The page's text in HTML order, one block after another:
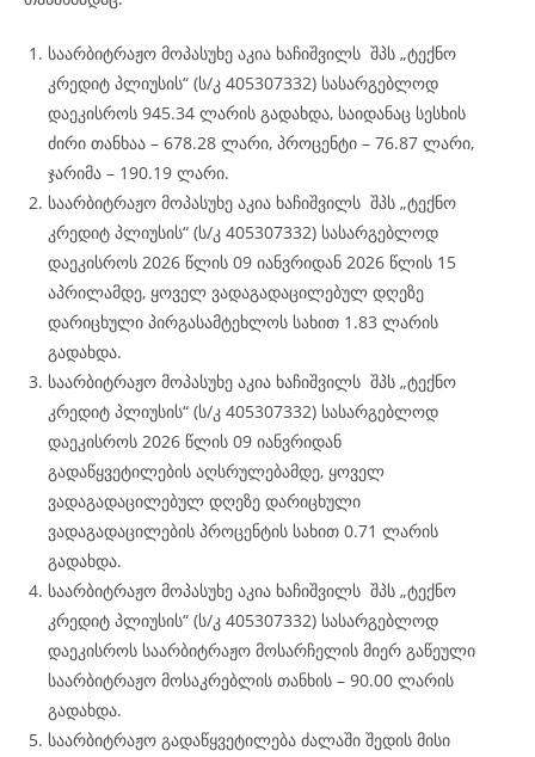
საარბიტრაჟო მოპასუხე აკია ხაჩიშვილს შპს „ტექნო
კრედიტ პლიუსის“ (ს/კ 405307332) სასარგებლოდ
დაეკისროს 945.34 ლარის გადახდა, საიდანაც სესხის
ძირი თანხაა – 678.28 ლარი, პროცენტი – 76.87 ლარი,
ჯარიმა – 190.19 ლარი.
საარბიტრაჟო მოპასუხე აკია ხაჩიშვილს შპს „ტექნო
კრედიტ პლიუსის“ (ს/კ 405307332) სასარგებლოდ
დაეკისროს 2026 წლის 09 იანვრიდან 2026 წლის 15
აპრილამდე, ყოველ ვადაგადაცილებულ დღეზე
დარიცხული პირგასამტეხლოს სახით 1.83 ლარის
გადახდა.
საარბიტრაჟო მოპასუხე აკია ხაჩიშვილს შპს „ტექნო
კრედიტ პლიუსის“ (ს/კ 405307332) სასარგებლოდ
დაეკისროს 2026 წლის 09 იანვრიდან
გადაწყვეტილების აღსრულებამდე, ყოველ
ვადაგადაცილებულ დღეზე დარიცხული
ვადაგადაცილების პროცენტის სახით 0.71 ლარის
გადახდა.
საარბიტრაჟო მოპასუხე აკია ხაჩიშვილს შპს „ტექნო
კრედიტ პლიუსის“ (ს/კ 405307332) სასარგებლოდ
დაეკისროს საარბიტრაჟო მოსარჩელის მიერ გაწეული
საარბიტრაჟო მოსაკრებლის თანხის – 90.00 ლარის
გადახდა.
საარბიტრაჟო გადაწყვეტილება ძალაში შედის მისი